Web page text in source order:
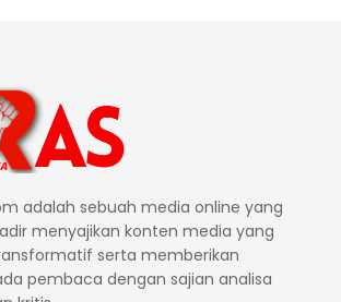
adalah sebuah media online yang
menyajikan konten media yang
serta memberikan
pembaca dengan sajian analisa